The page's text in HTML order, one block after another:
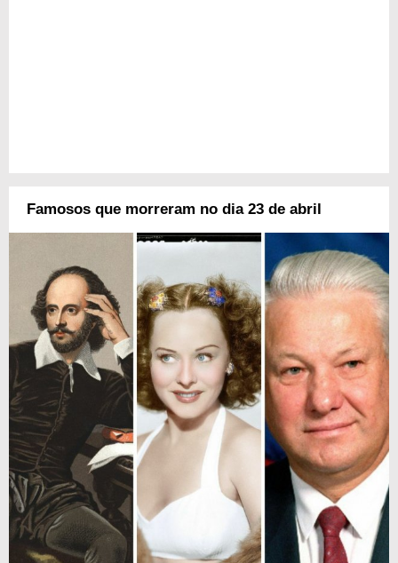
Famosos que morreram no dia 23 de abril